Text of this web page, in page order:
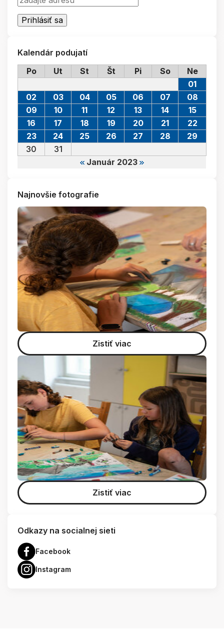
Kalendár podujatí
Po
Ut St Št Pi So Ne
Január 2023
01
02
03 04 05 06 07
08
09
10 11 12 13 14
15
16
17 18 19 20 21
22
23
24 25 26 27 28
29
30
31
Najnovšie fotografie
Zistiť viac
Zistiť viac
Odkazy na socialnej sieti
Facebook
Instagram